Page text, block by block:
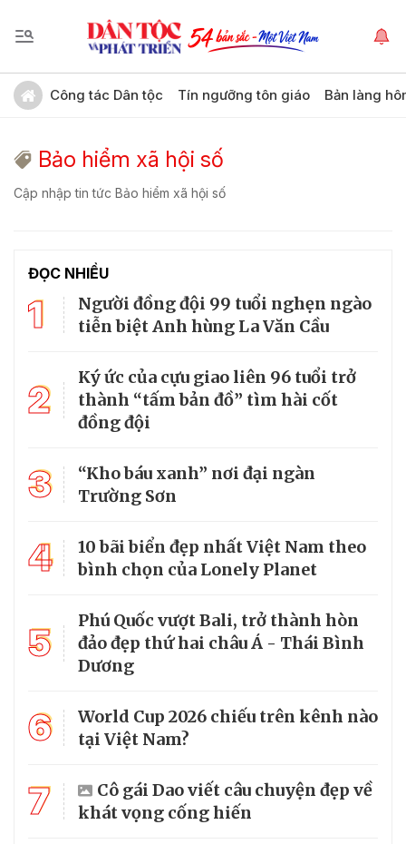
Công tác Dân tộc Tín ngưỡng tôn giáo Bản làng
Bảo hiểm xã hội số
Cập nhập tin tức Bảo hiểm xã hội số
ĐỌC NHIỀU
1
Người đồng đội 99 tuổi nghẹn ngào
tiễn biệt Anh hùng La Văn Cầu
2
Ký ức của cựu giao liên 96 tuổi trở
thành “tấm bản đồ” tìm hài cốt
đồng đội
3
“Kho báu xanh” nơi đại ngàn
Trường Sơn
4
10 bãi biển đẹp nhất Việt Nam theo
bình chọn của Lonely Planet
5
Phú Quốc vượt Bali, trở thành hòn
đảo đẹp thứ hai châu Á - Thái Bình
Dương
6
World Cup 2026 chiếu trên kênh nào
tại Việt Nam?
7
Cô gái Dao viết câu chuyện đẹp về
khát vọng cống hiến